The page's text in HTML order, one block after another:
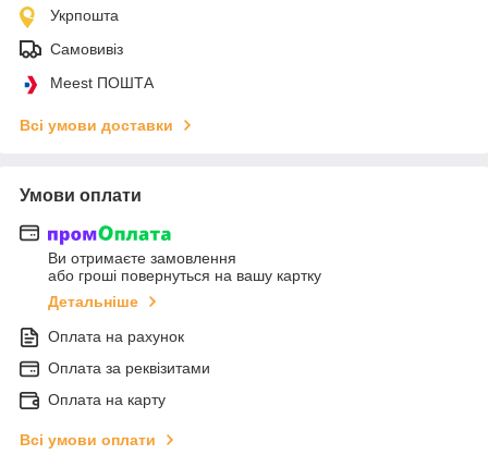
Укрпошта
Самовивіз
Meest ПОШТА
Всі умови доставки
Умови оплати
Ви отримаєте замовлення
або гроші повернуться на вашу картку
Детальніше
Оплата на рахунок
Оплата за реквізитами
Оплата на карту
Всі умови оплати